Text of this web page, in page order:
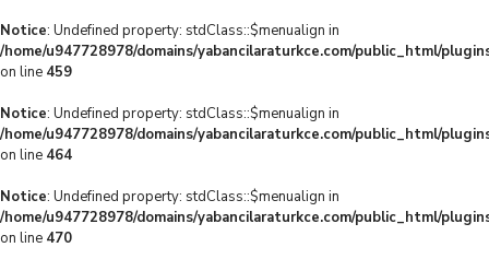
Notice: Undefined property: stdClass::$menualign in
/home/u947728978/domains/yabancilaraturkce.com/public_html/
on line 459
Notice: Undefined property: stdClass::$menualign in
/home/u947728978/domains/yabancilaraturkce.com/public_html/
on line 464
Notice: Undefined property: stdClass::$menualign in
/home/u947728978/domains/yabancilaraturkce.com/public_html/
on line 470